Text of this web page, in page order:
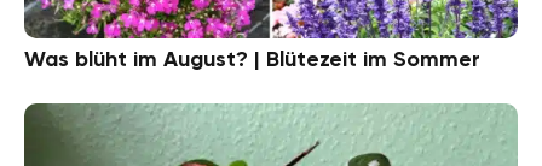
Was blüht im August? | Blütezeit im Sommer